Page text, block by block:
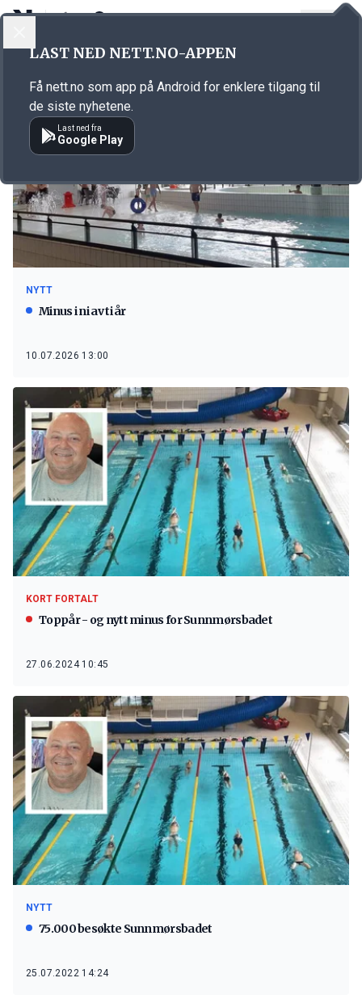
Emne: Sunnmørsbadet
NYTT
Minus i ni av ti år
10.07.2026 13:00
KORT FORTALT
Toppår - og nytt minus for Sunnmørsbadet
27.06.2024 10:45
NYTT
75.000 besøkte Sunnmørsbadet
25.07.2022 14:24
LAST NED NETT.NO-APPEN
Få nett.no som app på Android for enklere tilgang til
de siste nyhetene.
Last ned fra
Google Play